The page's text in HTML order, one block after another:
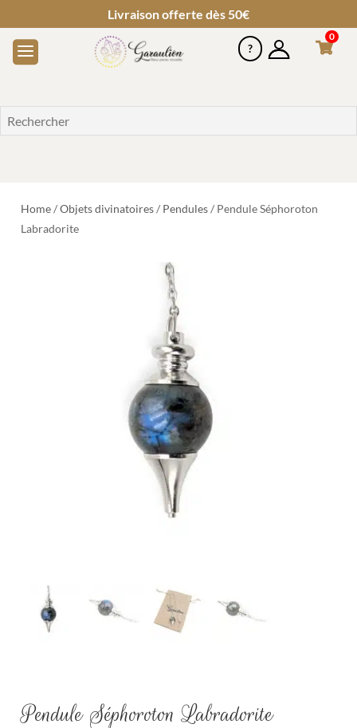
Livraison offerte dès 50€
0
Home/Objets divinatoires/ Pendules/ Pendule Séphoroton
Labradorite
Pendule Séphoroton Labradorite